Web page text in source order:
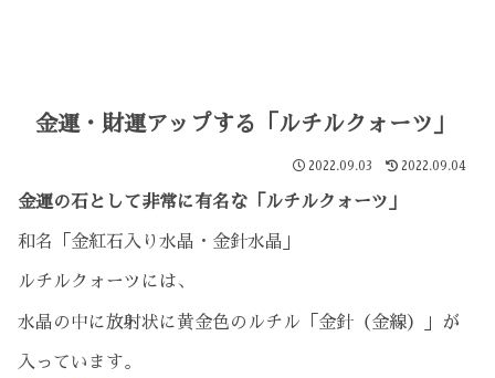
金運・財運アップする「ルチルクォーツ」
2022.09.03 2022.09.04
金運の石として非常に有名な「ルチルクォーツ」
和名「金紅石入り水晶・金針水晶」
ルチルクォーツには、
水晶の中に放射状に黄金色のルチル「金針（金線）」が
入っています。